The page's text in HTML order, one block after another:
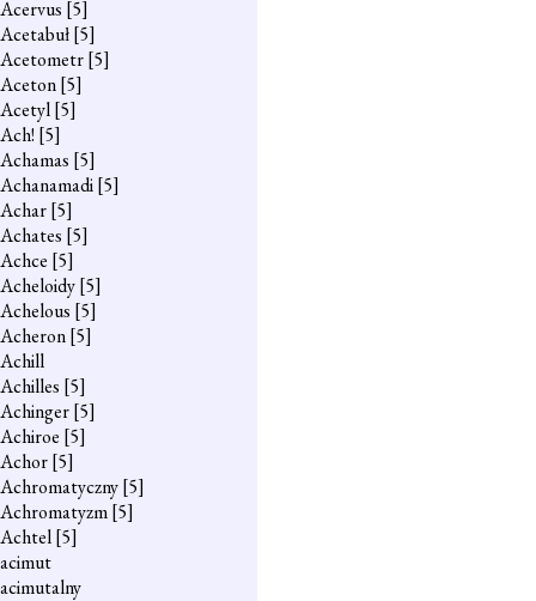
Acervus [5]
Acetabuł[5]
Acetometr[5]
Aceton[5]
Acetyl[5]
Ach! [5]
Achamas [5]
Achanamadi[5]
Achar[5]
Achates [5]
Achce [5]
Acheloidy[5]
Achelous [5]
Acheron[5]
Achill
Achilles [5]
Achinger[5]
Achiroe [5]
Achor[5]
Achromatyczny[5]
Achromatyzm[5]
Achtel[5]
acimut
acimutalny